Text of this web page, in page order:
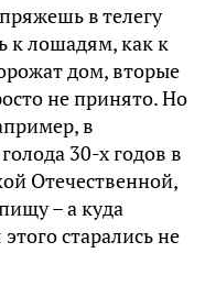
в телегу
к лошадям, как к
дом, вторые
не принято. Но
в
30-х годов в
Отечественной,
– а куда
старались не